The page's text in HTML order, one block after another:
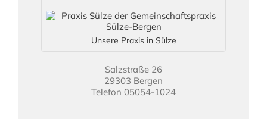
Unsere Praxis in Sülze
Salzstraße 26
29303 Bergen
Telefon 05054-1024